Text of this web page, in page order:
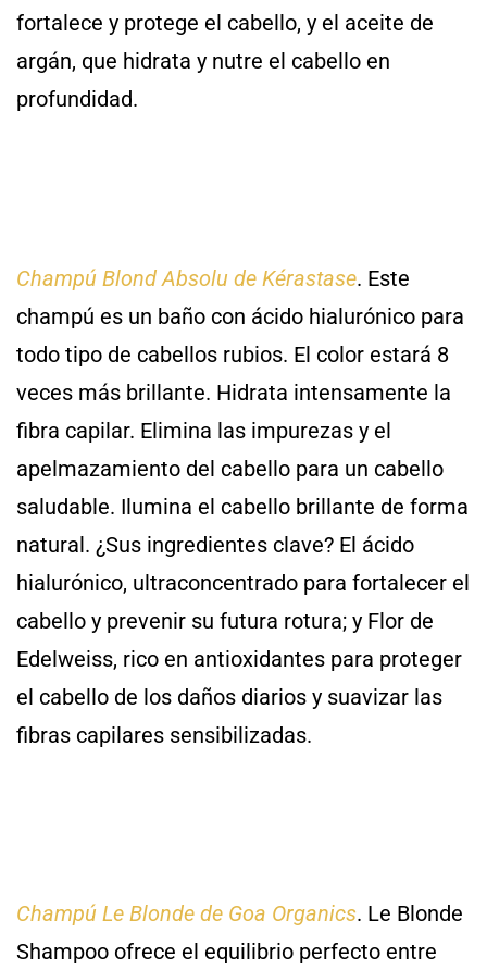
fortalece y protege el cabello, y el aceite de
argán, que hidrata y nutre el cabello en
profundidad.
Champú Blond Absolu de Kérastase. Este
champú es un baño con ácido hialurónico para
todo tipo de cabellos rubios. El color estará 8
veces más brillante. Hidrata intensamente la
fibra capilar. Elimina las impurezas y el
apelmazamiento del cabello para un cabello
saludable. Ilumina el cabello brillante de forma
natural. ¿Sus ingredientes clave? El ácido
hialurónico, ultraconcentrado para fortalecer el
cabello y prevenir su futura rotura; y Flor de
Edelweiss, rico en antioxidantes para proteger
el cabello de los daños diarios y suavizar las
fibras capilares sensibilizadas.
Champú Le Blonde de Goa Organics. Le Blonde
Shampoo ofrece el equilibrio perfecto entre